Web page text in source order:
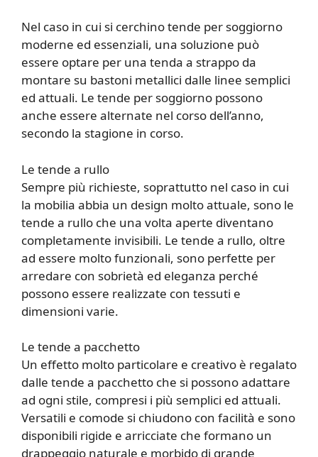
Nel caso in cui si cerchino tende per soggiorno
moderne ed essenziali, una soluzione può
essere optare per una tenda a strappo da
montare su bastoni metallici dalle linee semplici
ed attuali. Le tende per soggiorno possono
anche essere alternate nel corso dell’anno,
secondo la stagione in corso.
Le tende a rullo
Sempre più richieste, soprattutto nel caso in cui
la mobilia abbia un design molto attuale, sono le
tende a rullo che una volta aperte diventano
completamente invisibili. Le tende a rullo, oltre
ad essere molto funzionali, sono perfette per
arredare con sobrietà ed eleganza perché
possono essere realizzate con tessuti e
dimensioni varie.
Le tende a pacchetto
Un effetto molto particolare e creativo è regalato
dalle tende a pacchetto che si possono adattare
ad ogni stile, compresi i più semplici ed attuali.
Versatili e comode si chiudono con facilità e sono
disponibili rigide e arricciate che formano un
drappeggio naturale e morbido di grande